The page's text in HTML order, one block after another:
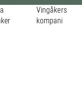
Vingåkers
kompani